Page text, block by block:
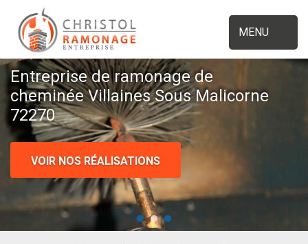
MENU
Entreprise de ramonage de
cheminée Villaines Sous Malicorne
72270
VOIR NOS RÉALISATIONS